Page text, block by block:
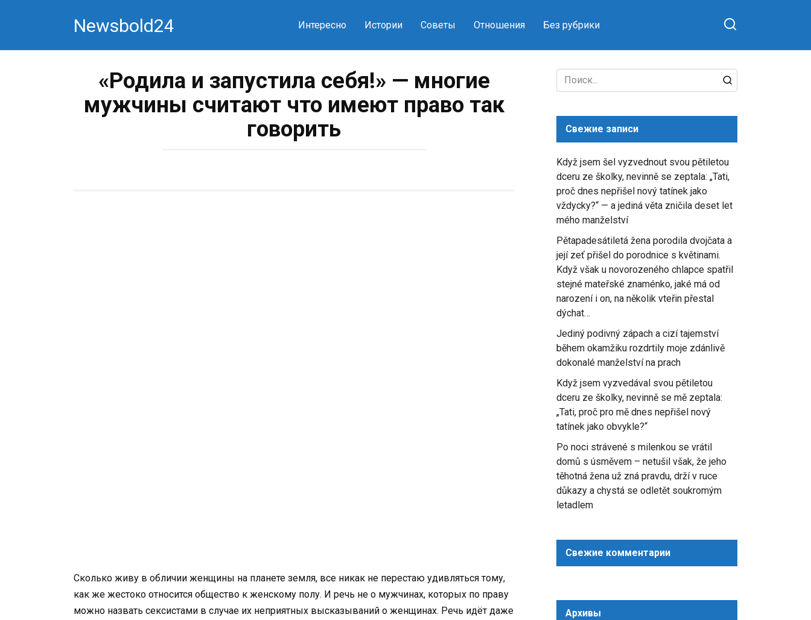
Newsbold24 Интересно Истории Советы Отношения Без рубрики
«Родила и запустила себя!» — многие
мужчины считают что имеют право так
говорить
Сколько живу в обличии женщины на планете земля, все никак не перестаю удивляться тому,
как же жестоко относится общество к женскому полу. И речь не о мужчинах, которых по праву
можно назвать сексистами в случае их неприятных высказываний о женщинах. Речь идёт даже
Search
for:
Свежие записи
Když jsem šel vyzvednout svou pětiletou
dceru ze školky, nevinně se zeptala: „Tati,
proč dnes nepřišel nový tatínek jako
vždycky?“ — a jediná věta zničila deset let
mého manželství
Pětapadesátiletá žena porodila dvojčata a
její zeť přišel do porodnice s květinami.
Když však u novorozeného chlapce spatřil
stejné mateřské znaménko, jaké má od
narození i on, na několik vteřin přestal
dýchat…
Jediný podivný zápach a cizí tajemství
během okamžiku rozdrtily moje zdánlivě
dokonalé manželství na prach
Když jsem vyzvedával svou pětiletou
dceru ze školky, nevinně se mě zeptala:
„Tati, proč pro mě dnes nepřišel nový
tatínek jako obvykle?“
Po noci strávené s milenkou se vrátil
domů s úsměvem – netušil však, že jeho
těhotná žena už zná pravdu, drží v ruce
důkazy a chystá se odletět soukromým
letadlem
Свежие комментарии
Архивы